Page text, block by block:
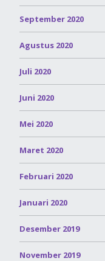
September 2020
Agustus 2020
Juli 2020
Juni 2020
Mei 2020
Maret 2020
Februari 2020
Januari 2020
Desember 2019
November 2019